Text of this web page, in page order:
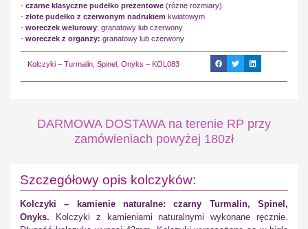
- czarne klasyczne pudełko prezentowe (różne rozmiary)
- złote pudełko z czerwonym nadrukiem kwiatowym
- woreczek welurowy: granatowy lub czerwony
- woreczek z organzy: granatowy lub czerwony
Kolczyki – Turmalin, Spinel, Onyks – KOL083
DARMOWA DOSTAWA na terenie RP przy
zamówieniach powyżej 180zł
Szczegółowy opis kolczyków:
Kolczyki – kamienie naturalne: czarny Turmalin, Spinel,
Onyks. Kolczyki z kamieniami naturalnymi wykonane ręcznie.